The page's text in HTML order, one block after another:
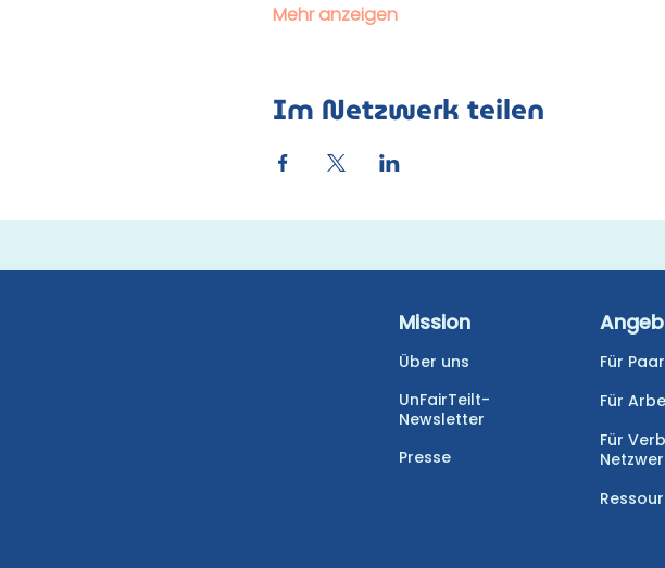
Mehr anzeigen
Im Netzwerk teilen
Mission
Über uns
UnFairTeilt-
Newsletter
Presse
Für
Für
Für